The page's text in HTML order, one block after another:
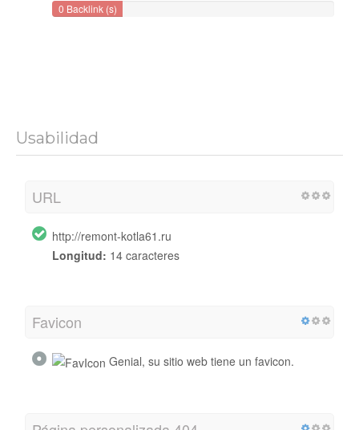
0 Backlink (s)
Usabilidad
URL
http://remont-kotla61.ru
Longitud: 14 caracteres
Favicon
Genial, su sitio web tiene un favicon.